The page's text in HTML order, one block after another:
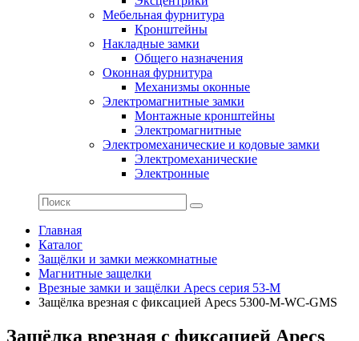
Мебельная фурнитура
Кронштейны
Накладные замки
Общего назначения
Оконная фурнитура
Механизмы оконные
Электромагнитные замки
Монтажные кронштейны
Электромагнитные
Электромеханические и кодовые замки
Электромеханические
Электронные
Главная
Каталог
Защёлки и замки межкомнатные
Магнитные защелки
Врезные замки и защёлки Apecs серия 53-M
Защёлка врезная с фиксацией Apecs 5300-M-WC-GMS
Защёлка врезная с фиксацией Apecs